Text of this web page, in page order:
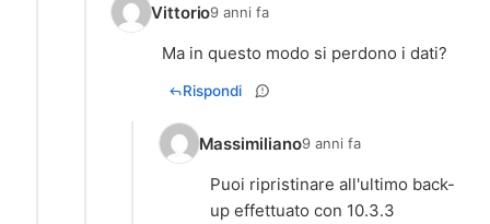
Vittorio9 anni fa
Ma in questo modo si perdono i dati?
Rispondi
Massimiliano9 anni fa
Puoi ripristinare all'ultimo back-
up effettuato con 10.3.3